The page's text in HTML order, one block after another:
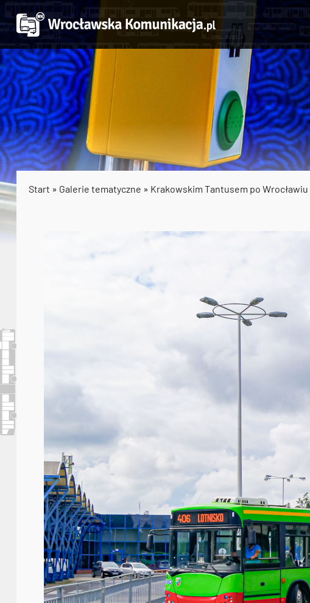
Start » Galerie tematyczne » Krakowskim Tantusem po Wrocławiu